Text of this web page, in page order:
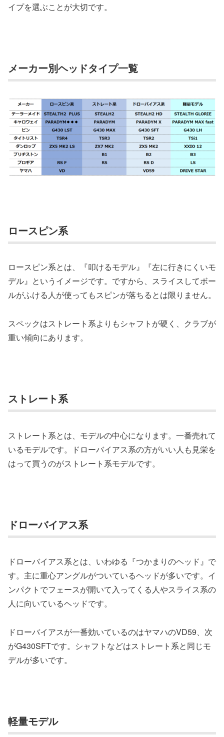
イプを選ぶことが大切です。
メーカー別ヘッドタイプ一覧
ロースピン系
ロースピン系とは、『叩けるモデル』『左に行きにくいモ
デル』というイメージです。ですから、スライスしてボー
ルがふける人が使ってもスピンが落ちるとは限りません。
スペックはストレート系よりもシャフトが硬く、クラブが
重い傾向にあります。
ストレート系
ストレート系とは、モデルの中心になります。一番売れて
いるモデルです。ドローバイアス系の方がいい人も見栄を
はって買うのがストレート系モデルです。
ドローバイアス系
ドローバイアス系とは、いわゆる『つかまりのヘッド』で
す。主に重心アングルがついているヘッドが多いです。イ
ンパクトでフェースが開いて入ってくる人やスライス系の
人に向いているヘッドです。
ドローバイアスが一番効いているのはヤマハのVD59、次
がG430SFTです。シャフトなどはストレート系と同じモ
デルが多いです。
軽量モデル